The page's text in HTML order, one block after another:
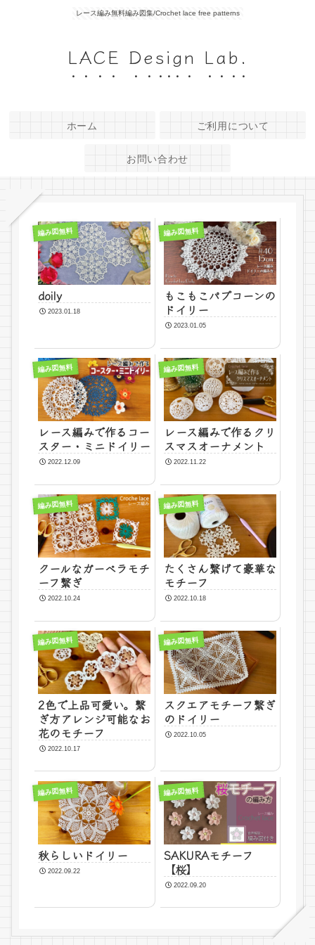
レース編み無料編み図集/Crochet lace free patterns
LACE Design Lab.
ホーム ご利用について
お問い合わせ
編み図無料
doily
2023.01.18
編み図無料
もこもこパプコーンの
ドイリー
2023.01.05
編み図無料
レース編みで作るコー
スター・ミニドイリー
2022.12.09
編み図無料
レース編みで作るクリ
スマスオーナメント
2022.11.22
編み図無料
クールなガーベラモチ
ーフ繋ぎ
2022.10.24
編み図無料
たくさん繋げて豪華な
モチーフ
2022.10.18
編み図無料
2色で上品可愛い。繋
ぎ方アレンジ可能なお
花のモチーフ
2022.10.17
編み図無料
スクエアモチーフ繋ぎ
のドイリー
2022.10.05
編み図無料
秋らしいドイリー
2022.09.22
編み図無料
SAKURAモチーフ
【桜】
2022.09.20